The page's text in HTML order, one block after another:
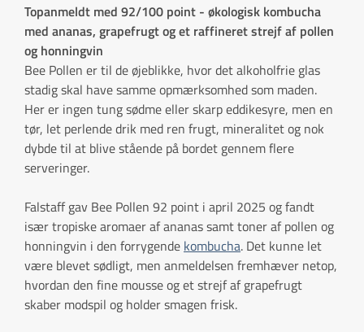
Topanmeldt med 92/100 point - økologisk kombucha
med ananas, grapefrugt og et raffineret strejf af pollen
og honningvin
Bee Pollen er til de øjeblikke, hvor det alkoholfrie glas
stadig skal have samme opmærksomhed som maden.
Her er ingen tung sødme eller skarp eddikesyre, men en
tør, let perlende drik med ren frugt, mineralitet og nok
dybde til at blive stående på bordet gennem flere
serveringer.
Falstaff gav Bee Pollen 92 point i april 2025 og fandt
især tropiske aromaer af ananas samt toner af pollen og
honningvin i den forrygende kombucha. Det kunne let
være blevet sødligt, men anmeldelsen fremhæver netop,
hvordan den fine mousse og et strejf af grapefrugt
skaber modspil og holder smagen frisk.